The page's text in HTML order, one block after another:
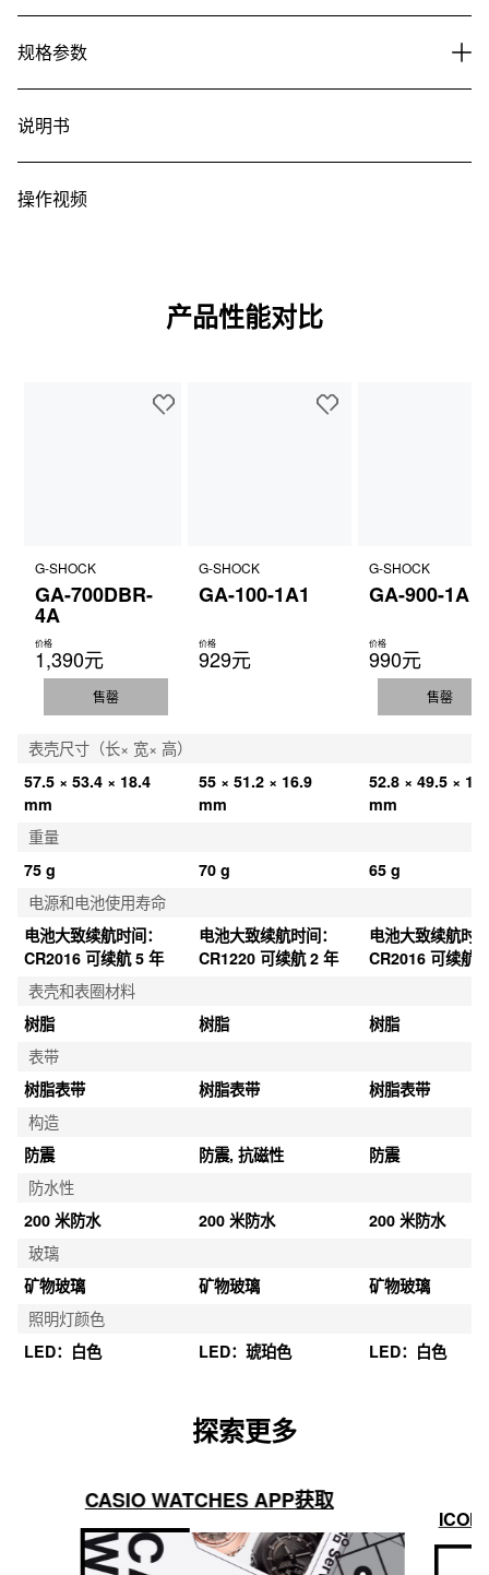
规格参数
说明书
操作视频
产品性能对比
G-SHOCK
GA-700DBR-
4A
价格
1,390元
售罄
G-SHOCK
GA-100-1A1
价格
929元
G-SHOCK
GA-900-1A
价格
990元
售罄
表壳尺寸（长× 宽× 高）
57.5 × 53.4 × 18.4
mm
55 × 51.2 × 16.9
mm
52.8 × 49.5 ×
mm
重量
75 g
70 g
65 g
电源和电池使用寿命
电池大致续航时间：
CR2016 可续航 5 年
电池大致续航时间：
CR1220 可续航 2 年
电池大致续航时
CR2016 可续航
表壳和表圈材料
树脂
树脂
树脂
表带
树脂表带
树脂表带
树脂表带
构造
防震
防震, 抗磁性
防震
防水性
200 米防水
200 米防水
200 米防水
玻璃
矿物玻璃
矿物玻璃
矿物玻璃
照明灯颜色
LED：白色
LED：琥珀色 LED：白色
探索更多
CASIO WATCHES APP获取